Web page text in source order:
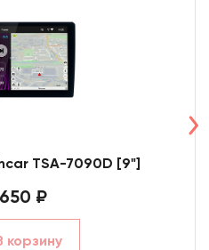
TSA-7090D [9"]
₽
корзину